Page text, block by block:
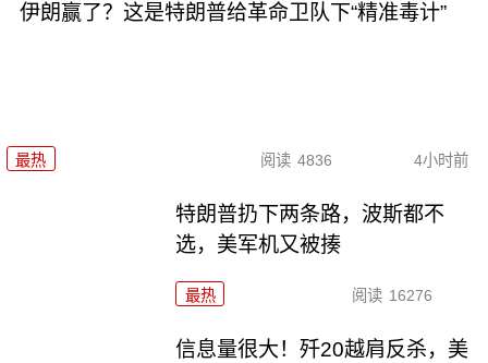
伊朗赢了？这是特朗普给革命卫队下“精准毒计”
最热 阅读 4836 4小时前
特朗普扔下两条路，波斯都不
选，美军机又被揍
最热 阅读 16276
信息量很大！歼20越肩反杀，美